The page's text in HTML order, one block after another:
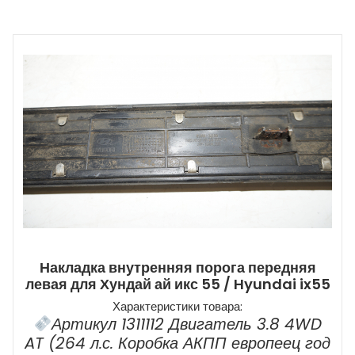
Накладка внутренняя порога передняя
левая для Хундай ай икс 55 / Hyundai ix55
Характеристики товара:
Артикул 1311112 Двигатель 3.8 4WD
AT (264 л.с. Коробка АКПП европеец год